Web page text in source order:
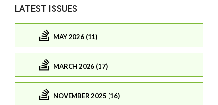
LATEST ISSUES
MAY 2026 (11)
MARCH 2026 (17)
NOVEMBER 2025 (16)